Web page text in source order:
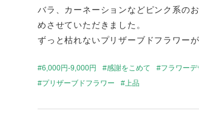
バラ、カーネーションなどピンク系の
めさせていただきました。
ずっと枯れないプリザーブドフラワー
6,000円-9,000円 感謝をこめて フラワーデ
プリザーブドフラワー
上品